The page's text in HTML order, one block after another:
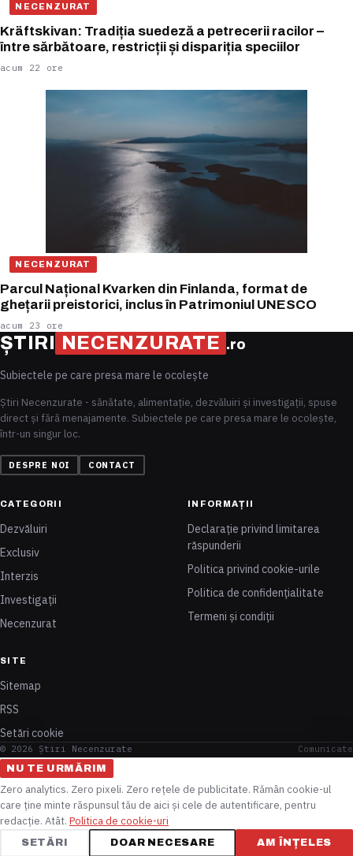
NECENZURAT
Kräftskivan: Tradiția suedeză a petrecerii racilor –
între sărbătoare, restricții și dispariția speciilor
acum 22 ore
NECENZURAT
Parcul Național Kvarken din Finlanda, format de
ghețarii preistorici, inclus în Patrimoniul UNESCO
acum 23 ore
ȘTIRI NECENZURATE .ro
Subiectele pe care presa mare le ocolește
Știri Necenzurate - sănătate, alimentație, dezvăluiri și investigații, spuse
direct și fără menajamente. Subiectele pe care presa mare le ocolește,
într-un singur loc.
DESPRE NOI CONTACT
CATEGORII
Dezvăluiri
Exclusiv
Interzis
Investigații
Necenzurat
INFORMAȚII
Declarație privind limitarea
răspunderii
Politica privind cookie-urile
Politica de confidențialitate
Termeni și condiții
SITE
Sitemap
RSS
Setări cookie
© 2026 Știri Necenzurate
Comunicate
NU TE URMĂRIM
Zero analytics. Zero pixeli. Zero rețele de publicitate. Rămân cookie-ul
care ține minte răspunsul tău de aici și cele de autentificare, pentru
redacție. Atât. Politica de cookie-uri
SETĂRI DOAR NECESARE AM ÎNȚELES